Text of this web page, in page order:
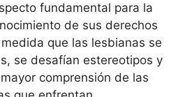
fundamental para la
de sus derechos
que las lesbianas se
se desafían estereotipos y
comprensión de las